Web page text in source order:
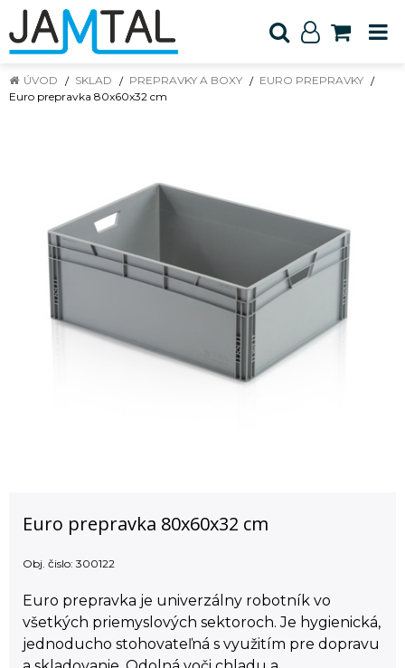
ÚVOD SKLAD PREPRAVKY A BOXY
EURO PREPRAVKY
Euro prepravka 80x60x32 cm
Euro prepravka 80x60x32 cm
Obj. čislo: 300122
Euro prepravka je univerzálny robotník vo
všetkých priemyslových sektoroch. Je hygienická,
jednoducho stohovateľná s využitím pre dopravu